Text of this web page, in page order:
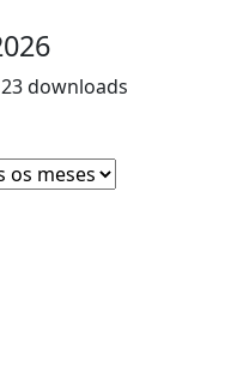
23 downloads